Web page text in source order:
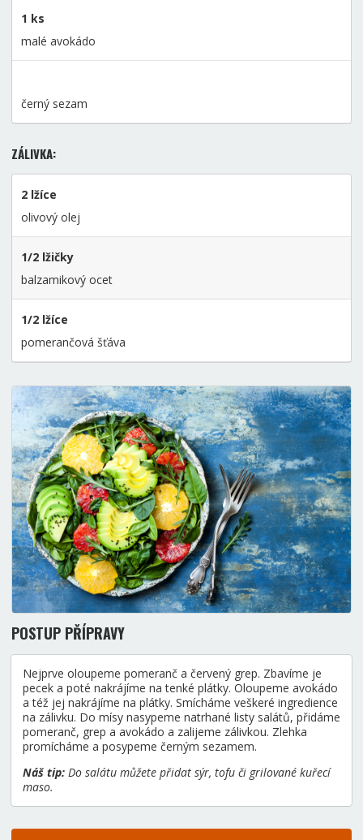
1 ks
malé avokádo
černý sezam
ZÁLIVKA:
2 lžíce
olivový olej
1/2 lžičky
balzamikový ocet
1/2 lžíce
pomerančová šťáva
POSTUP PŘÍPRAVY
Nejprve oloupeme pomeranč a červený grep. Zbavíme je
pecek a poté nakrájíme na tenké plátky. Oloupeme avokádo
a též jej nakrájíme na plátky. Smícháme veškeré ingredience
na zálivku. Do mísy nasypeme natrhané listy salátů, přidáme
pomeranč, grep a avokádo a zalijeme zálivkou. Zlehka
promícháme a posypeme černým sezamem.
Náš tip: Do salátu můžete přidat sýr, tofu či grilované kuřecí
maso.